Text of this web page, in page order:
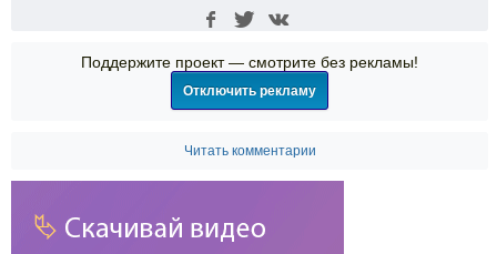
Поддержите проект — смотрите без рекламы!
Отключить рекламу
Читать комментарии